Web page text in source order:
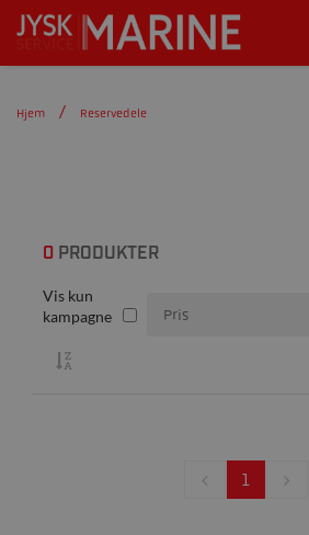
Hjem Reservedele
0 PRODUKTER
Vis kun
kampagne
1